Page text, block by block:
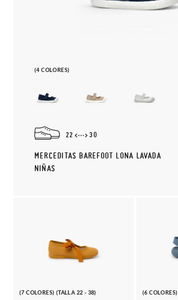
(4 COLORES)
22 30
MERCEDITAS BAREFOOT LONA LAVADA
NIÑAS
(7 COLORES) (TALLA 22 - 38) (6